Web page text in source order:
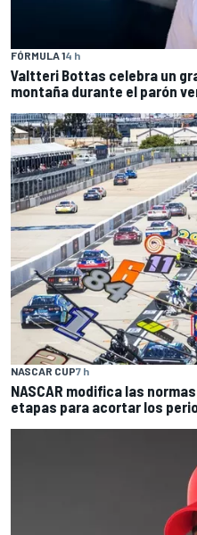
FÓRMULA 14 h
Valtteri Bottas celebra un
montaña durante el parón
NASCAR CUP7 h
NASCAR modifica las
etapas para acortar los